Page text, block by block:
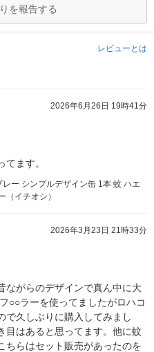
を報告する
レビューとは
2026年6月26日 19時41分
ます。
ー シンプルデザイン缶 1本 蚊 ハエ
（イチオシ）
2026年3月23日 21時33分
ながらのデザインで真ん中に大
○○ラーを使ってましたがロハコ
で久しぶりに購入してみまし
目はあると思ってます。他に蚊
ちらはセット販売があったのを